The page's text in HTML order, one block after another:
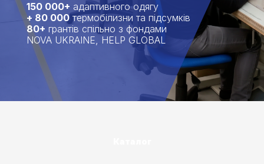
150 000+ адаптивного одягу
+ 80 000 термобілизни та підсумків
80+ грантів спільно з фондами
NOVA UKRAINE, HELP GLOBAL